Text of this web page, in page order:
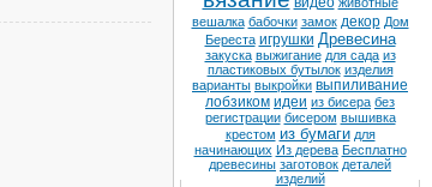
вешалка бабочки замок декор Дом
Береста игрушки Древесина
закуска выжигание для сада из
пластиковых бутылок изделия
варианты выкройки выпиливание
лобзиком идеи из бисера без
регистрации бисером вышивка
крестом из бумаги для
начинающих Из дерева Бесплатно
древесины заготовок деталей
изделий